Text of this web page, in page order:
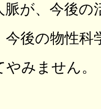
脈が、今後
今後の物性
みません。